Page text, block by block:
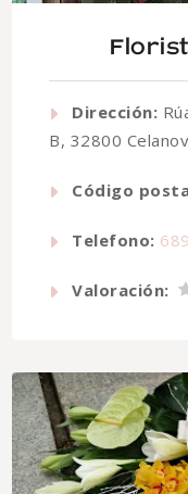
Dirección:
B, 32800
Código
Telefono:
Valoración: